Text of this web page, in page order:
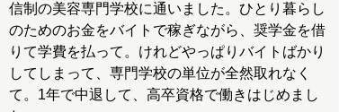
信制の美容専門学校に通いました。ひとり暮らし
のためのお金をバイトで稼ぎながら、奨学金を借
りて学費を払って。けれどやっぱりバイトばかり
してしまって、専門学校の単位が全然取れなく
て。1年で中退して、高卒資格で働きはじめまし